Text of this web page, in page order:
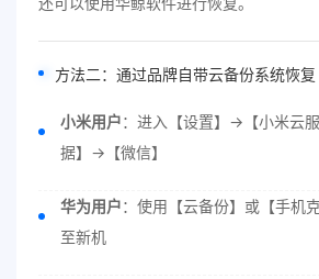
方法二：通过品牌自带云备份系统恢复
小米用户：进入【设置】→【小米云
据】→【微信】
华为用户：使用【云备份】或【手机
至新机